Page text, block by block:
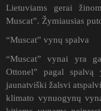
Lietuviams gerai
Muscat”. Žymiausias
“Muscat” vynų spalva
“Muscat” vynai yra
Ottonel” pagal
jaunatviški žalsvi
klimato vynuogynų